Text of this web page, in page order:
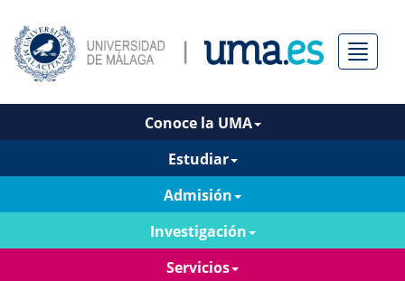
Menú
Conoce la UMA
Estudiar
Admisión
Investigación
Servicios